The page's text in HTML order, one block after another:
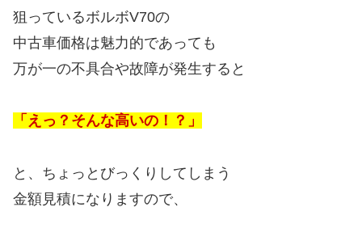
狙っているボルボV70の
中古車価格は魅力的であっても
万が一の不具合や故障が発生すると
「えっ？そんな高いの！？」
と、ちょっとびっくりしてしまう
金額見積になりますので、